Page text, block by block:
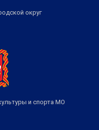
округ
и спорта МО